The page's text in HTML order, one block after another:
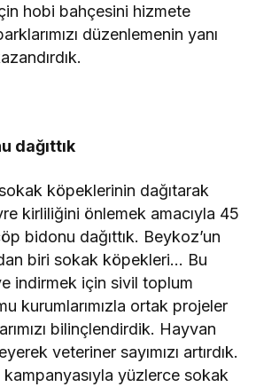
hobi bahçesini hizmete
düzenlemenin yanı
dağıttık
köpeklerinin dağıtarak
kirliliğini önlemek amacıyla 45
bidonu dağıttık. Beykoz’un
biri sokak köpekleri… Bu
indirmek için sivil toplum
kurumlarımızla ortak projeler
bilinçlendirdik. Hayvan
veteriner sayımızı artırdık.
kampanyasıyla yüzlerce sokak